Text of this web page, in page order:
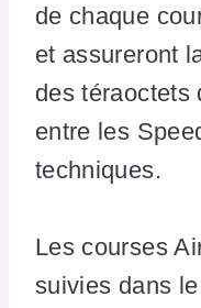
de chaque
et assureront
des téraoctets
entre les
techniques.
Les courses
suivies dans